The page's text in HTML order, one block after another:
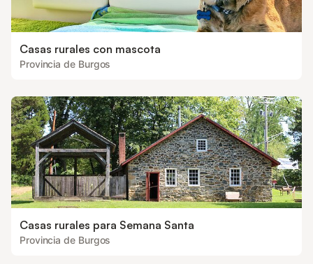
Casas rurales con mascota
Provincia de Burgos
Casas rurales para Semana Santa
Provincia de Burgos